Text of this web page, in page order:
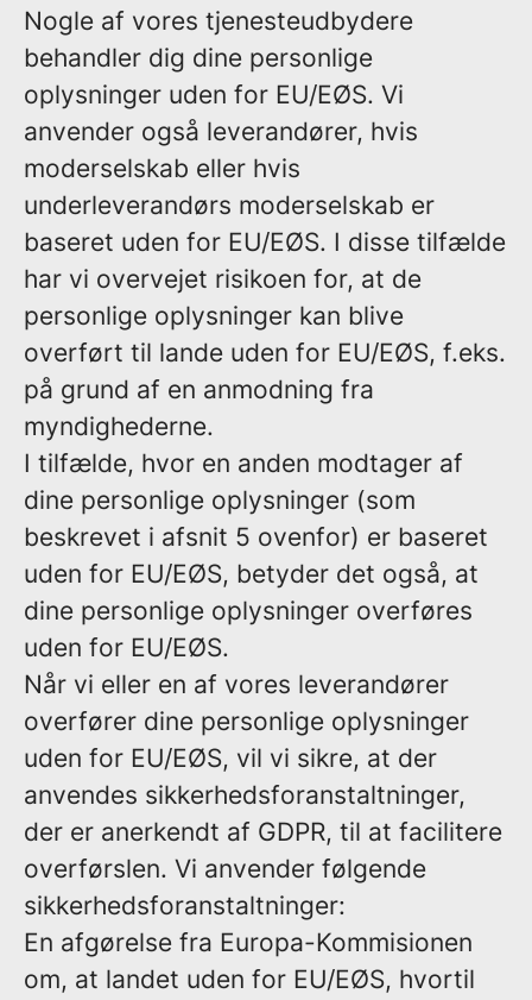
Nogle af vores tjenesteudbydere
behandler dig dine personlige
oplysninger uden for EU/EØS. Vi
anvender også leverandører, hvis
moderselskab eller hvis
underleverandørs moderselskab er
baseret uden for EU/EØS. I disse tilfælde
har vi overvejet risikoen for, at de
personlige oplysninger kan blive
overført til lande uden for EU/EØS, f.eks.
på grund af en anmodning fra
myndighederne.
I tilfælde, hvor en anden modtager af
dine personlige oplysninger (som
beskrevet i afsnit 5 ovenfor) er baseret
uden for EU/EØS, betyder det også, at
dine personlige oplysninger overføres
uden for EU/EØS.
Når vi eller en af vores leverandører
overfører dine personlige oplysninger
uden for EU/EØS, vil vi sikre, at der
anvendes sikkerhedsforanstaltninger,
der er anerkendt af GDPR, til at facilitere
overførslen. Vi anvender følgende
sikkerhedsforanstaltninger:
En afgørelse fra Europa-Kommisionen
om, at landet uden for EU/EØS, hvortil